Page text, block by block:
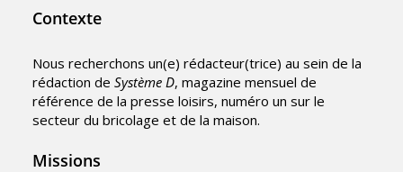
Contexte
Nous recherchons un(e) rédacteur(trice) au sein de la
rédaction de Système D, magazine mensuel de
référence de la presse loisirs, numéro un sur le
secteur du bricolage et de la maison.
Missions